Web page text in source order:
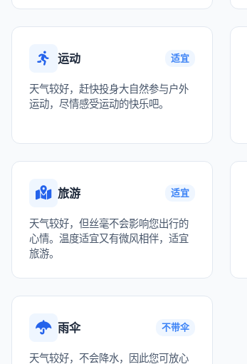
运动 适宜
天气较好，赶快投身大自然参与户外
运动，尽情感受运动的快乐吧。
旅游 适宜
天气较好，但丝毫不会影响您出行的
心情。温度适宜又有微风相伴，适宜
旅游。
雨伞 不带伞
天气较好，不会降水，因此您可放心